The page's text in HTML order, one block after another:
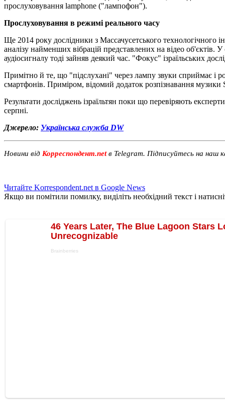
прослуховування lamphone ("лампофон").
Прослуховування в режимі реального часу
Ще 2014 року дослідники з Масcачусетського технологічного
аналізу найменших вібрацій представлених на відео об'єктів.
аудіосигналу тоді зайняв деякий час. "Фокус" ізраїльських
Примітно й те, що "підслухані" через лампу звуки сприймає і
смартфонів. Приміром, відомий додаток розпізнавання
Результати досліджень ізраїльтян поки що перевіряють
серпні.
Джерело: Українська служба DW
Новини від Корреспондент.netв Telegram. Підписуйтесь на наш
Читайте Korrespondent.net в Google News
Якщо ви помітили помилку, виділіть необхідний текст і